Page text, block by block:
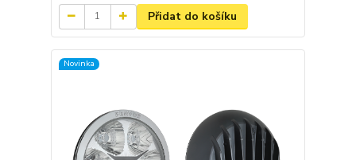
Přidat do košíku
Novinka